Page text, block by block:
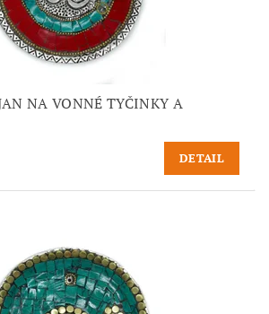
NA VONNÉ TYČINKY A
DETAIL